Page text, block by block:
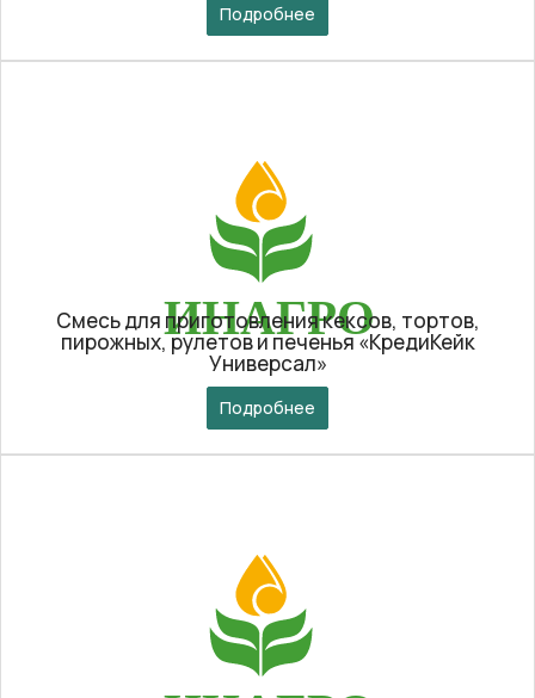
Подробнее
Смесь для приготовления кексов, тортов,
пирожных, рулетов и печенья «КредиКейк
Универсал»
Подробнее